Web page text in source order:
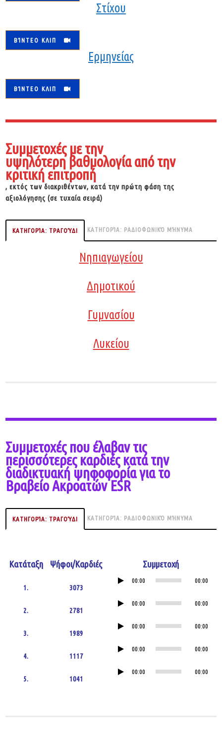
Στίχου
ΒΊΝΤΕΟ ΚΛΙΠ
Ερμηνείας
ΒΊΝΤΕΟ ΚΛΙΠ
Συμμετοχές με την
υψηλότερη βαθμολογία από την
κριτική επιτροπή
, εκτός των διακριθέντων, κατά την πρώτη φάση της
αξιολόγησης (σε τυχαία σειρά)
ΚΑΤΗΓΟΡΊΑ: ΤΡΑΓΟΎΔΙ ΚΑΤΗΓΟΡΊΑ: ΡΑΔΙΟΦΩΝΙΚΌ ΜΉΝΥΜΑ
Νηπιαγωγείου
Δημοτικού
Γυμνασίου
Λυκείου
Συμμετοχές που έλαβαν τις
περισσότερες καρδιές κατά την
διαδικτυακή ψηφοφορία για το
Βραβείο Ακροατών ESR
ΚΑΤΗΓΟΡΊΑ: ΤΡΑΓΟΎΔΙ ΚΑΤΗΓΟΡΊΑ: ΡΑΔΙΟΦΩΝΙΚΌ ΜΉΝΥΜΑ
Κατάταξη Ψήφοι/Καρδιές Συμμετοχή
1. 3073
Audio
00:00 00:00
2. 2781
Audio
00:00 00:00
3. 1989
Audio
00:00 00:00
4. 1117
Audio
00:00 00:00
5. 1041
Audio
00:00 00:00